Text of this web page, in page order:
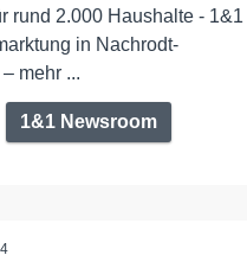
rund 2.000 Haushalte - 1&1
in Nachrodt-
mehr ...
1&1 Newsroom